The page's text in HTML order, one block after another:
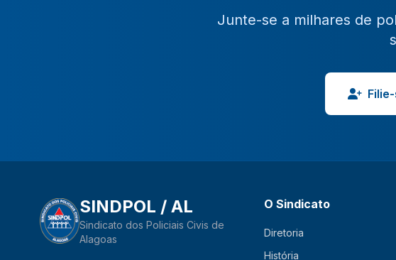
Junte-se a milhares de
SINDPOL / AL
Sindicato dos Policiais Civis de
Alagoas
O Sindicato
Diretoria
História